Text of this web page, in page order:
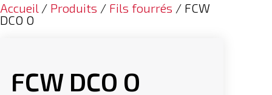
Accueil / Produits / Fils fourrés / FCW
DCO O
FCW DCO O